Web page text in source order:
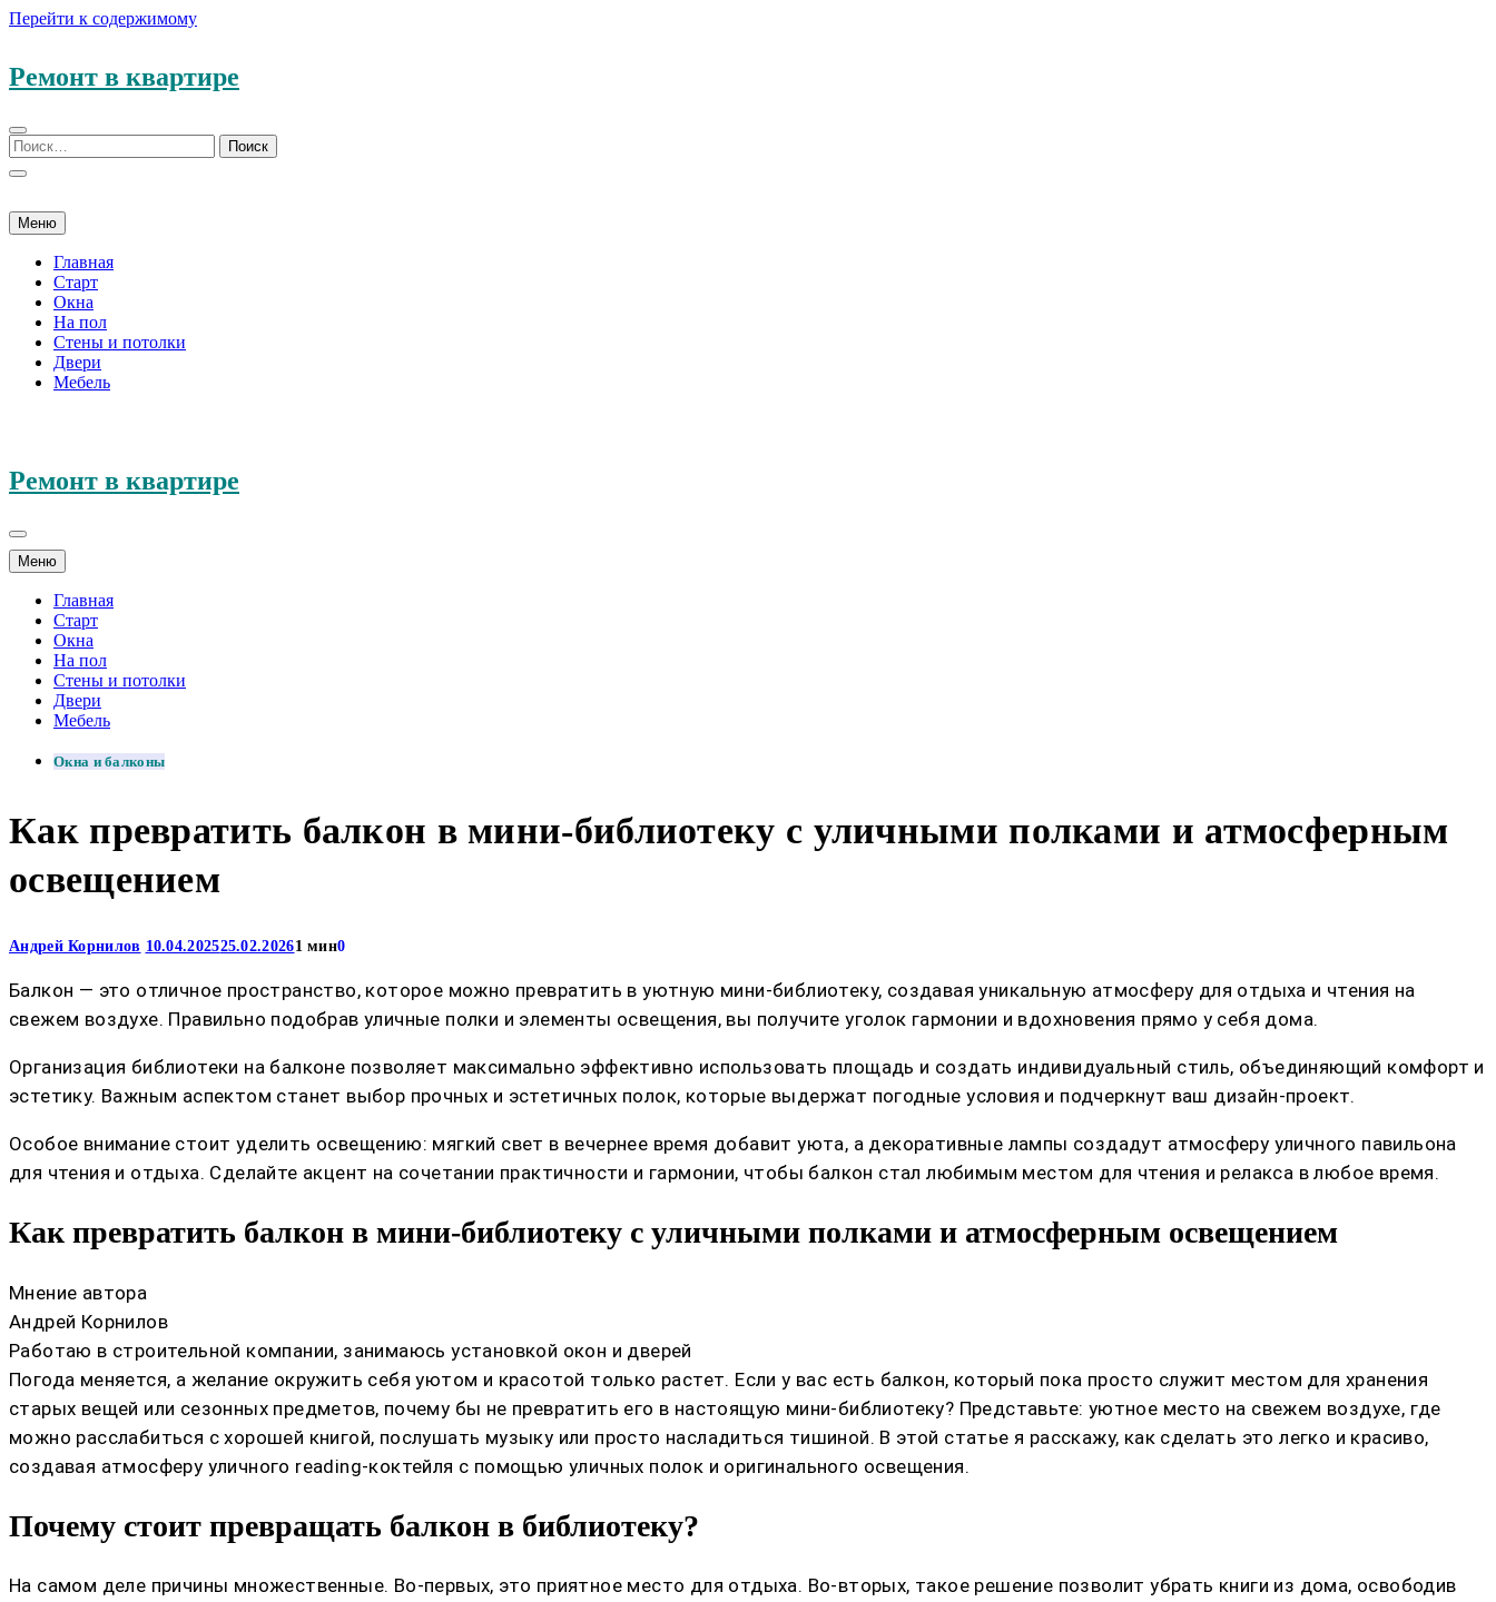
Перейти к содержимому
Ремонт в квартире
Меню
Главная
Старт
Окна
На пол
Стены и потолки
Двери
Мебель
Ремонт в квартире
Меню
Главная
Старт
Окна
На пол
Стены и потолки
Двери
Мебель
Окна и балконы
Как превратить балкон в мини-библиотеку с уличными полками и атмосферным
освещением
Андрей Корнилов 10.04.202525.02.20261 мин0
Балкон — это отличное пространство, которое можно превратить в уютную мини-библиотеку, создавая уникальную атмосферу для отдыха и чтения на
свежем воздухе. Правильно подобрав уличные полки и элементы освещения, вы получите уголок гармонии и вдохновения прямо у себя дома.
Организация библиотеки на балконе позволяет максимально эффективно использовать площадь и создать индивидуальный стиль, объединяющий комфорт и
эстетику. Важным аспектом станет выбор прочных и эстетичных полок, которые выдержат погодные условия и подчеркнут ваш дизайн-проект.
Особое внимание стоит уделить освещению: мягкий свет в вечернее время добавит уюта, а декоративные лампы создадут атмосферу уличного павильона
для чтения и отдыха. Сделайте акцент на сочетании практичности и гармонии, чтобы балкон стал любимым местом для чтения и релакса в любое время.
Как превратить балкон в мини-библиотеку с уличными полками и атмосферным освещением
Мнение автора
Андрей Корнилов
Работаю в строительной компании, занимаюсь установкой окон и дверей
Погода меняется, а желание окружить себя уютом и красотой только растет. Если у вас есть балкон, который пока просто служит местом для хранения
старых вещей или сезонных предметов, почему бы не превратить его в настоящую мини-библиотеку? Представьте: уютное место на свежем воздухе, где
можно расслабиться с хорошей книгой, послушать музыку или просто насладиться тишиной. В этой статье я расскажу, как сделать это легко и красиво,
создавая атмосферу уличного reading-коктейля с помощью уличных полок и оригинального освещения.
Почему стоит превращать балкон в библиотеку?
На самом деле причины множественные. Во-первых, это приятное место для отдыха. Во-вторых, такое решение позволит убрать книги из дома, освободив